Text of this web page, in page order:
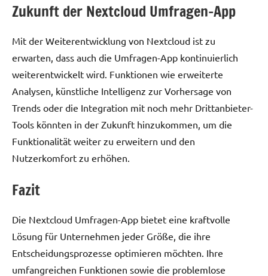
Zukunft der Nextcloud Umfragen-App
Mit der Weiterentwicklung von Nextcloud ist zu
erwarten, dass auch die Umfragen-App kontinuierlich
weiterentwickelt wird. Funktionen wie erweiterte
Analysen, künstliche Intelligenz zur Vorhersage von
Trends oder die Integration mit noch mehr Drittanbieter-
Tools könnten in der Zukunft hinzukommen, um die
Funktionalität weiter zu erweitern und den
Nutzerkomfort zu erhöhen.
Fazit
Die Nextcloud Umfragen-App bietet eine kraftvolle
Lösung für Unternehmen jeder Größe, die ihre
Entscheidungsprozesse optimieren möchten. Ihre
umfangreichen Funktionen sowie die problemlose